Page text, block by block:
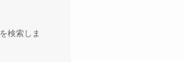
を検索しま